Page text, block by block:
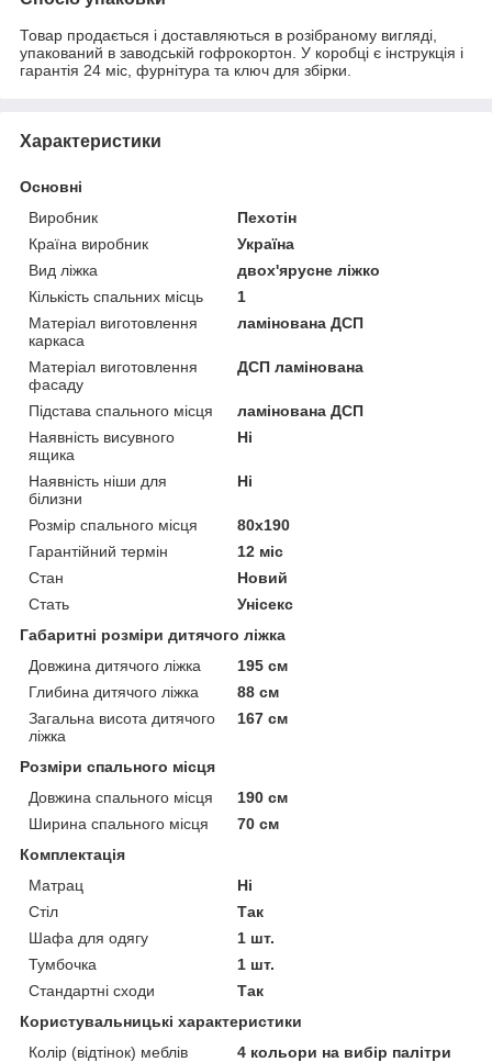
Товар продається і доставляються в розібраному вигляді,
упакований в заводській гофрокортон. У коробці є інструкція і
гарантія 24 міс, фурнітура та ключ для збірки.
Характеристики
Основні
Виробник
Пехотін
Країна виробник
Україна
Вид ліжка
двох'ярусне ліжко
Кількість спальних місць
1
Матеріал виготовлення
каркаса
ламінована ДСП
Матеріал виготовлення
фасаду
ДСП ламінована
Підстава спального місця
ламінована ДСП
Наявність висувного
ящика
Ні
Наявність ніши для
білизни
Ні
Розмір спального місця
80х190
Гарантійний термін
12 міс
Стан
Новий
Стать
Унісекс
Габаритні розміри дитячого ліжка
Довжина дитячого ліжка
195 см
Глибина дитячого ліжка
88 см
Загальна висота дитячого
ліжка
167 см
Розміри спального місця
Довжина спального місця
190 см
Ширина спального місця
70 см
Комплектація
Матрац
Ні
Стіл
Так
Шафа для одягу
1 шт.
Тумбочка
1 шт.
Стандартні сходи
Так
Користувальницькі характеристики
Колір (відтінок) меблів
4 кольори на вибір палітри